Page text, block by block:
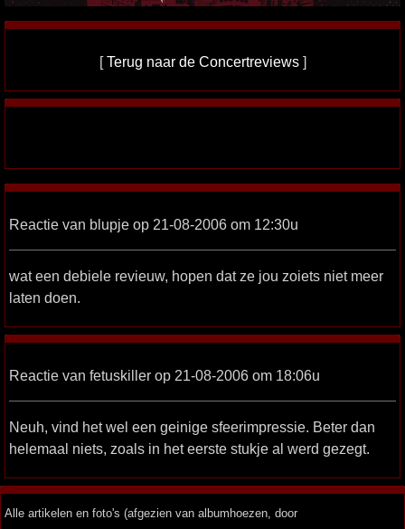
[Terug naar de Concertreviews]
Reactie van blupje op 21-08-2006 om 12:30u
wat een debiele revieuw, hopen dat ze jou zoiets niet meer
laten doen.
Reactie van fetuskiller op 21-08-2006 om 18:06u
Neuh, vind het wel een geinige sfeerimpressie. Beter dan
helemaal niets, zoals in het eerste stukje al werd gezegt.
Alle artikelen en foto's (afgezien van albumhoezen, door